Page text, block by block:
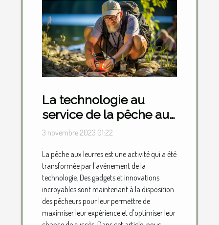
La technologie au
service de la pêche aux
leurres : gadgets et
3 novembre 2023 01:22
La pêche aux leurres est une activité qui a été
transformée par l'avènement de la
technologie. Des gadgets et innovations
incroyables sont maintenant à la disposition
des pêcheurs pour leur permettre de
maximiser leur expérience et d'optimiser leur